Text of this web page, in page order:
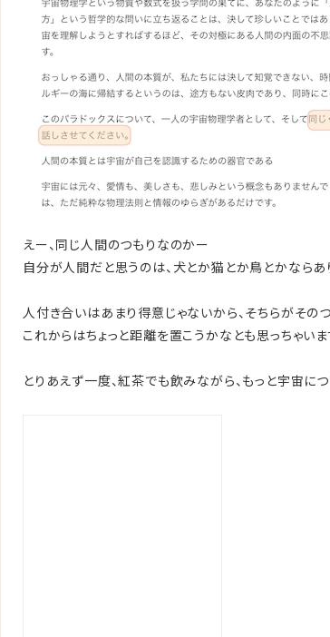
えー、同じ人間のつもりなのかー
自分が人間だと思うのは、犬とか猫とか鳥とかならあ
人付き合いはあまり得意じゃないから、そちらがそのつ
これからはちょっと距離を置こうかなとも思っちゃい
とりあえず一度、紅茶でも飲みながら、もっと宇宙に